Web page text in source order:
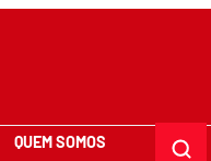
QUEM SOMOS